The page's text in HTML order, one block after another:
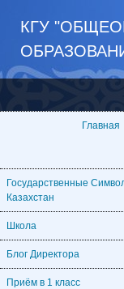
КГУ
Главная
Государственные
Казахстан
Школа
Блог Директора
Приём в 1 класс